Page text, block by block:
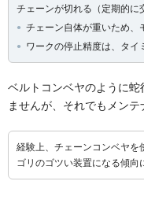
チェーンが切れる（定期的に
チェーン自体が重いため、
ワークの停止精度は、タイ
ベルトコンベヤのように
ませんが、それでもメンテ
経験上、チェーンコンベヤを
ゴリのゴツい装置になる傾向